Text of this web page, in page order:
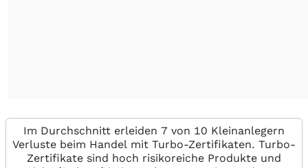
Im Durchschnitt erleiden 7 von 10 Kleinanlegern
Verluste beim Handel mit Turbo-Zertifikaten. Turbo-
Zertifikate sind hoch risikoreiche Produkte und